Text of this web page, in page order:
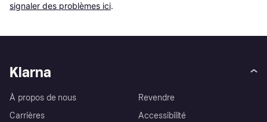
signaler des problèmes ici.
Klarna
À propos de nous
Carrières
Revendre
Accessibilité